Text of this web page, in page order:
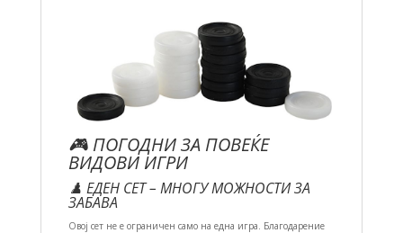
🎮 ПОГОДНИ ЗА ПОВЕЌЕ
ВИДОВИ ИГРИ
♟️ ЕДЕН СЕТ – МНОГУ МОЖНОСТИ ЗА
ЗАБАВА
Овој сет не е ограничен само на една игра. Благодарение